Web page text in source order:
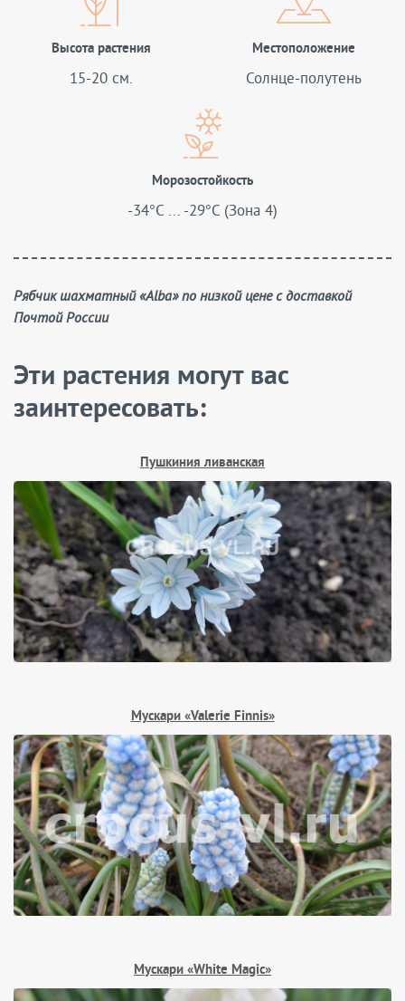
Высота растения
15-20 см.
Местоположение
Солнце-полутень
Морозостойкость
-34°C ... -29°C (Зона 4)
Рябчик шахматный «Alba» по низкой цене с доставкой
Почтой России
Эти растения могут вас
заинтересовать:
Пушкиния ливанская
Мускари «Valerie Finnis»
Мускари «White Magic»